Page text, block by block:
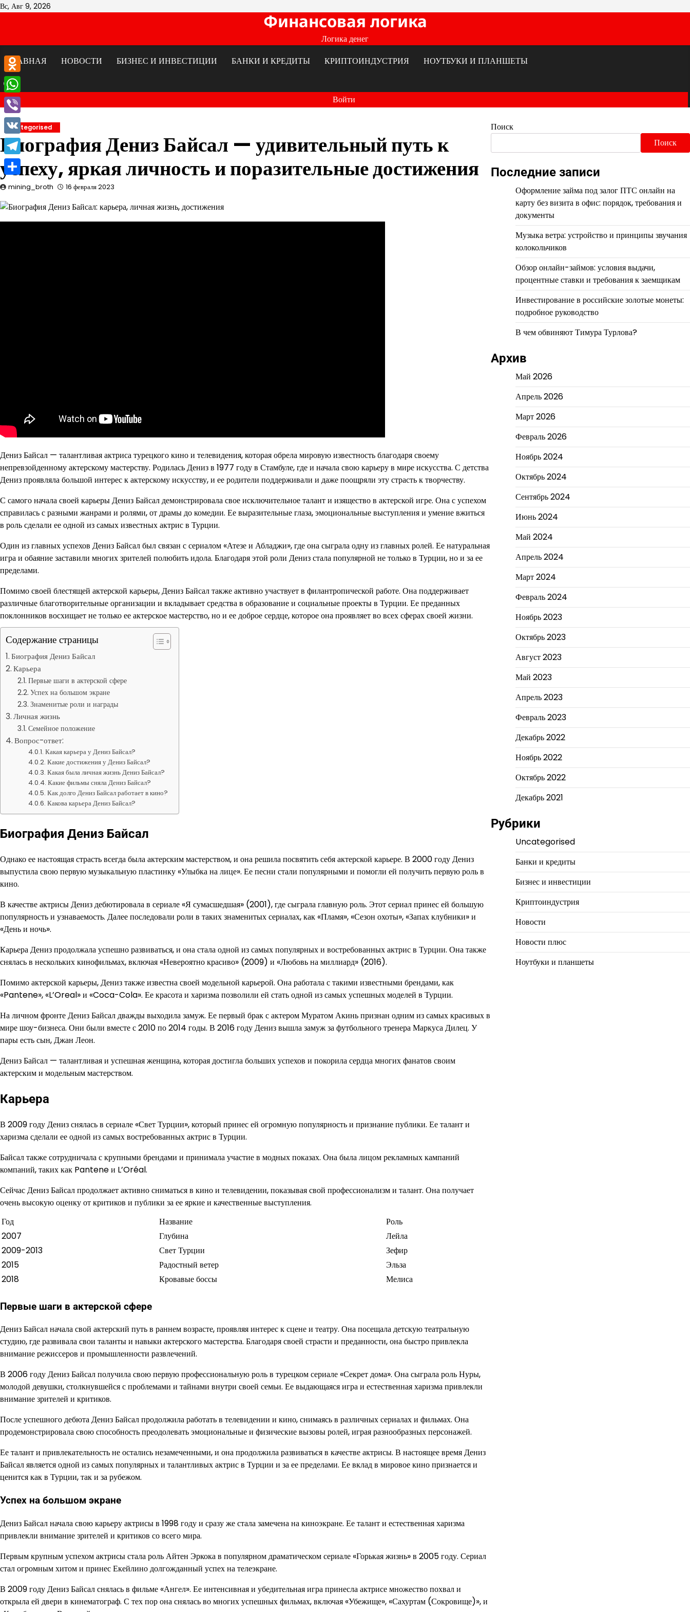
Перейти
Вс, Авг 9, 2026
Финансовая логика
Логика денег
ГЛАВНАЯ
НОВОСТИ БИЗНЕС И ИНВЕСТИЦИИ БАНКИ И КРЕДИТЫ КРИПТОИНДУСТРИЯ НОУТБУКИ И ПЛАНШЕТЫ
Войти
Uncategorised
Биография Дениз Байсал — удивительный путь к
успеху, яркая личность и поразительные достижения
mining_broth 16 февраля 2023
Дениз Байсал — талантливая актриса турецкого кино и телевидения, которая обрела мировую известность благодаря своему
непревзойденному актерскому мастерству. Родилась Дениз в 1977 году в Стамбуле, где и начала свою карьеру в мире искусства. С детства
Дениз проявляла большой интерес к актерскому искусству, и ее родители поддерживали и даже поощряли эту страсть к творчеству.
С самого начала своей карьеры Дениз Байсал демонстрировала свое исключительное талант и изящество в актерской игре. Она с успехом
справилась с разными жанрами и ролями, от драмы до комедии. Ее выразительные глаза, эмоциональные выступления и умение вжиться
в роль сделали ее одной из самых известных актрис в Турции.
Один из главных успехов Дениз Байсал был связан с сериалом «Атезе и Абладжи», где она сыграла одну из главных ролей. Ее натуральная
игра и обаяние заставили многих зрителей полюбить идола. Благодаря этой роли Дениз стала популярной не только в Турции, но и за ее
пределами.
Помимо своей блестящей актерской карьеры, Дениз Байсал также активно участвует в филантропической работе. Она поддерживает
различные благотворительные организации и вкладывает средства в образование и социальные проекты в Турции. Ее преданных
поклонников восхищает не только ее актерское мастерство, но и ее доброе сердце, которое она проявляет во всех сферах своей жизни.
Содержание страницы
Биография Дениз Байсал
Карьера
Первые шаги в актерской сфере
Успех на большом экране
Знаменитые роли и награды
Личная жизнь
Семейное положение
Вопрос-ответ:
Какая карьера у Дениз Байсал?
Какие достижения у Дениз Байсал?
Какая была личная жизнь Дениз Байсал?
Какие фильмы сняла Дениз Байсал?
Как долго Дениз Байсал работает в кино?
Какова карьера Дениз Байсал?
Биография Дениз Байсал
Однако ее настоящая страсть всегда была актерским мастерством, и она решила посвятить себя актерской карьере. В 2000 году Дениз
выпустила свою первую музыкальную пластинку «Улыбка на лице». Ее песни стали популярными и помогли ей получить первую роль в
кино.
В качестве актрисы Дениз дебютировала в сериале «Я сумасшедшая» (2001), где сыграла главную роль. Этот сериал принес ей большую
популярность и узнаваемость. Далее последовали роли в таких знаменитых сериалах, как «Пламя», «Сезон охоты», «Запах клубники» и
«День и ночь».
Карьера Дениз продолжала успешно развиваться, и она стала одной из самых популярных и востребованных актрис в Турции. Она также
снялась в нескольких кинофильмах, включая «Невероятно красиво» (2009) и «Любовь на миллиард» (2016).
Помимо актерской карьеры, Дениз также известна своей модельной карьерой. Она работала с такими известными брендами, как
«Pantene», «L’Oreal» и «Coca-Cola». Ее красота и харизма позволили ей стать одной из самых успешных моделей в Турции.
На личном фронте Дениз Байсал дважды выходила замуж. Ее первый брак с актером Муратом Акинь признан одним из самых красивых в
мире шоу-бизнеса. Они были вместе с 2010 по 2014 годы. В 2016 году Дениз вышла замуж за футбольного тренера Маркуса Дилец. У
пары есть сын, Джан Леон.
Дениз Байсал — талантливая и успешная женщина, которая достигла больших успехов и покорила сердца многих фанатов своим
актерским и модельным мастерством.
Карьера
В 2009 году Дениз снялась в сериале «Свет Турции», который принес ей огромную популярность и признание публики. Ее талант и
харизма сделали ее одной из самых востребованных актрис в Турции.
Байсал также сотрудничала с крупными брендами и принимала участие в модных показах. Она была лицом рекламных кампаний
компаний, таких как Pantene и L’Oréal.
Сейчас Дениз Байсал продолжает активно сниматься в кино и телевидении, показывая свой профессионализм и талант. Она получает
очень высокую оценку от критиков и публики за ее яркие и качественные выступления.
Год
Название
Роль
2007
Глубина
Лейла
2009-2013
Свет Турции
Зефир
2015
Радостный ветер
Эльза
2018
Кровавые боссы Мелиса
Первые шаги в актерской сфере
Дениз Байсал начала свой актерский путь в раннем возрасте, проявляя интерес к сцене и театру. Она посещала детскую театральную
студию, где развивала свои таланты и навыки актерского мастерства. Благодаря своей страсти и преданности, она быстро привлекла
внимание режиссеров и промышленности развлечений.
В 2006 году Дениз Байсал получила свою первую профессиональную роль в турецком сериале «Секрет дома». Она сыграла роль Нуры,
молодой девушки, столкнувшейся с проблемами и тайнами внутри своей семьи. Ее выдающаяся игра и естественная харизма привлекли
внимание зрителей и критиков.
После успешного дебюта Дениз Байсал продолжила работать в телевидении и кино, снимаясь в различных сериалах и фильмах. Она
продемонстрировала свою способность преодолевать эмоциональные и физические вызовы ролей, играя разнообразных персонажей.
Ее талант и привлекательность не остались незамеченными, и она продолжила развиваться в качестве актрисы. В настоящее время Дениз
Байсал является одной из самых популярных и талантливых актрис в Турции и за ее пределами. Ее вклад в мировое кино признается и
ценится как в Турции, так и за рубежом.
Успех на большом экране
Дениз Байсал начала свою карьеру актрисы в 1998 году и сразу же стала замечена на киноэкране. Ее талант и естественная харизма
привлекли внимание зрителей и критиков со всего мира.
Первым крупным успехом актрисы стала роль Айтен Эркока в популярном драматическом сериале «Горькая жизнь» в 2005 году. Сериал
стал огромным хитом и принес Екейлино долгожданный успех на телеэкране.
В 2009 году Дениз Байсал снялась в фильме «Ангел». Ее интенсивная и убедительная игра принесла актрисе множество похвал и
открыла ей двери в кинематограф. С тех пор она снялась во многих успешных фильмах, включая «Убежище», «Сахуртам (Сокровище)», и
Поиск
Поиск
Последние записи
Оформление займа под залог ПТС онлайн на
карту без визита в офис: порядок, требования и
документы
Музыка ветра: устройство и принципы звучания
колокольчиков
Обзор онлайн-займов: условия выдачи,
процентные ставки и требования к заемщикам
Инвестирование в российские золотые монеты:
подробное руководство
В чем обвиняют Тимура Турлова?
Архив
Май 2026
Апрель 2026
Март 2026
Февраль 2026
Ноябрь 2024
Октябрь 2024
Сентябрь 2024
Июнь 2024
Май 2024
Апрель 2024
Март 2024
Февраль 2024
Ноябрь 2023
Октябрь 2023
Август 2023
Май 2023
Апрель 2023
Февраль 2023
Декабрь 2022
Ноябрь 2022
Октябрь 2022
Декабрь 2021
Рубрики
Uncategorised
Банки и кредиты
Бизнес и инвестиции
Криптоиндустрия
Новости
Новости плюс
Ноутбуки и планшеты
Odnoklassniki
WhatsApp
Viber
VK
Telegram
Отправить